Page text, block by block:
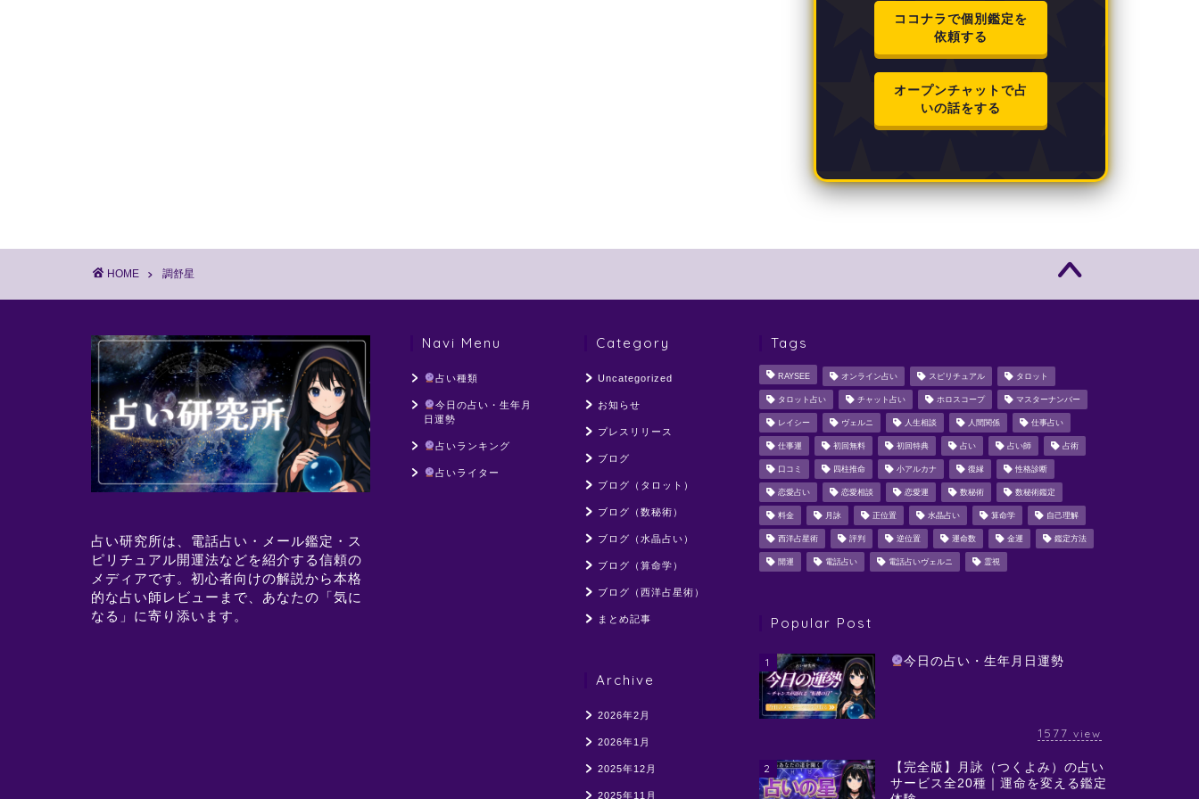
ココナラで個別鑑定を
依頼する
オープンチャットで占
いの話をする
HOME 調舒星
占い研究所は、電話占い・メール鑑定・ス
ピリチュアル開運法などを紹介する信頼の
メディアです。初心者向けの解説から本格
的な占い師レビューまで、あなたの「気に
なる」に寄り添います。
Navi Menu
占い種類
今日の占い・生年月
日運勢
占いランキング
占いライター
Category
Uncategorized
お知らせ
プレスリリース
ブログ
ブログ（タロット）
ブログ（数秘術）
ブログ（水晶占い）
ブログ（算命学）
ブログ（西洋占星術）
まとめ記事
Archive
2026年2月
2026年1月
2025年12月
2025年11月
Tags
RAYSEE オンライン占い スピリチュアル タロット
タロット占い チャット占い ホロスコープ マスターナンバー
レイシー ヴェルニ 人生相談 人間関係 仕事占い
仕事運 初回無料 初回特典 占い 占い師 占術
口コミ 四柱推命 小アルカナ 復縁 性格診断
恋愛占い 恋愛相談 恋愛運 数秘術 数秘術鑑定
料金 月詠 正位置 水晶占い 算命学 自己理解
西洋占星術 評判 逆位置 運命数 金運 鑑定方法
開運 電話占い 電話占いヴェルニ 霊視
Popular Post
1 今日の占い・生年月日運勢
1577 view
2
【完全版】月詠（つくよみ）の占い
サービス全20種｜運命を変える鑑定